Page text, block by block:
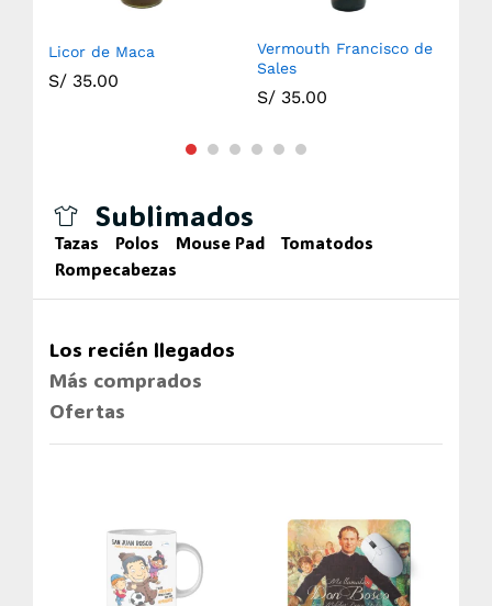
Licor de Maca
S/ 35.00
Vermouth Francisco de
Sales
S/ 35.00
Sublimados
Tazas Polos Mouse Pad
Tomatodos
Rompecabezas
Los recién llegados
Más comprados
Ofertas